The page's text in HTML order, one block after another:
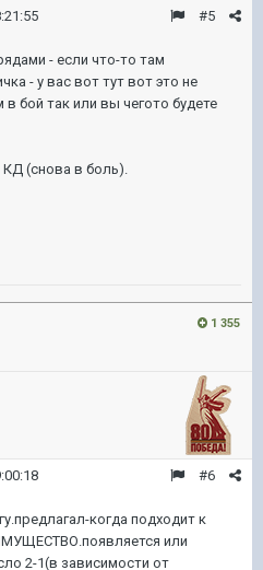
#5
- если что-то там
- у вас вот тут вот это не
бой так или вы чегото будете
(снова в боль).
1 355
#6
когда подходит к
или
2-1(в зависимости от